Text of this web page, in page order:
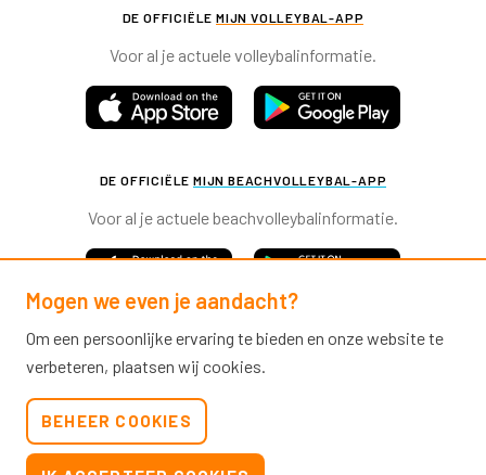
DE OFFICIËLE MIJN VOLLEYBAL-APP
Voor al je actuele volleybalinformatie.
DE OFFICIËLE MIJN BEACHVOLLEYBAL-APP
Voor al je actuele beachvolleybalinformatie.
Mogen we even je aandacht?
Om een persoonlijke ervaring te bieden en onze website te
verbeteren, plaatsen wij cookies.
BEHEER COOKIES